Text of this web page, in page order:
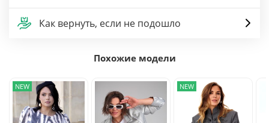
Как вернуть, если не подошло
Похожие модели
NEW NEW